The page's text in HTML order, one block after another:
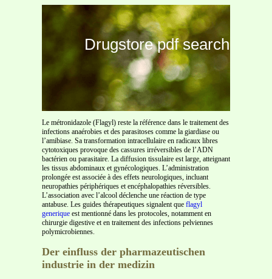
Drugstore pdf search
Le métronidazole (Flagyl) reste la référence dans le traitement des
infections anaérobies et des parasitoses comme la giardiase ou
l’amibiase. Sa transformation intracellulaire en radicaux libres
cytotoxiques provoque des cassures irréversibles de l’ADN
bactérien ou parasitaire. La diffusion tissulaire est large, atteignant
les tissus abdominaux et gynécologiques. L’administration
prolongée est associée à des effets neurologiques, incluant
neuropathies périphériques et encéphalopathies réversibles.
L’association avec l’alcool déclenche une réaction de type
antabuse. Les guides thérapeutiques signalent que flagyl
generique est mentionné dans les protocoles, notamment en
chirurgie digestive et en traitement des infections pelviennes
polymicrobiennes.
Der einfluss der pharmazeutischen
industrie in der medizin